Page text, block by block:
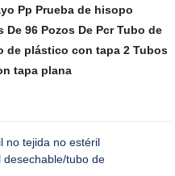
Pp Prueba de hisopo
De 96 Pozos De Pcr Tubo de
de plástico con tapa 2 Tubos
tapa plana
no tejida no estéril
desechable/tubo de